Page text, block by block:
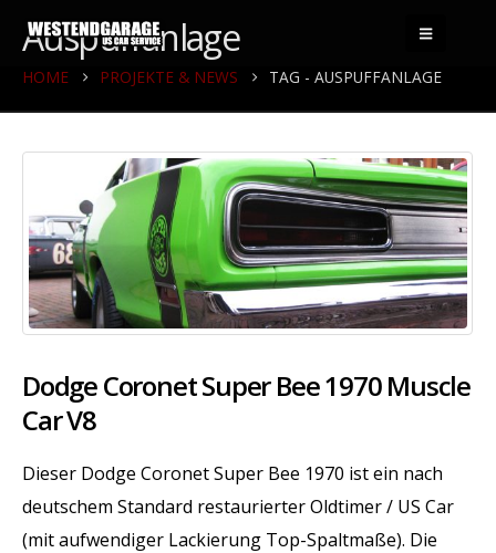
Auspuffanlage
HOME PROJEKTE & NEWS TAG - AUSPUFFANLAGE
Dodge Coronet Super Bee 1970 Muscle
Car V8
Dieser Dodge Coronet Super Bee 1970 ist ein nach
deutschem Standard restaurierter Oldtimer / US Car
(mit aufwendiger Lackierung Top-Spaltmaße). Die